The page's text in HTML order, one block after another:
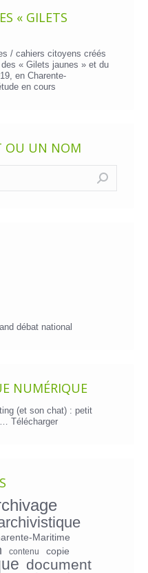
« GILETS
/ cahiers citoyens créés
« Gilets jaunes » et du
en Charente-
en cours
OU UN NOM
débat national
NUMÉRIQUE
(et son chat) : petit
Télécharger
Maritime
contenu
copie
document